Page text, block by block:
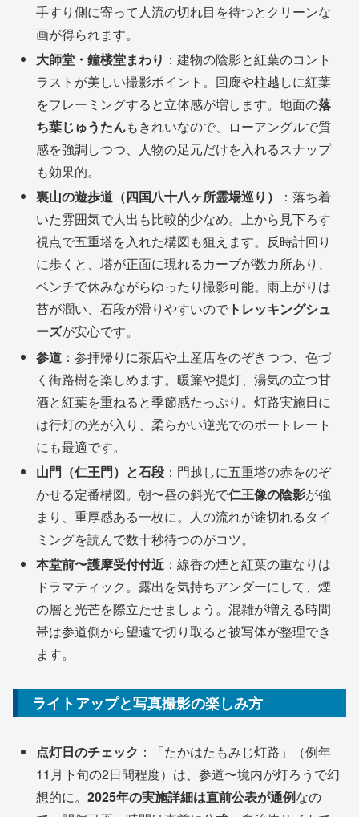
手すり側に寄って人流の切れ目を待つとクリーンな
画が得られます。
大師堂・鐘楼堂まわり ：建物の陰影と紅葉のコント
ラストが美しい撮影ポイント。回廊や柱越しに紅葉
をフレーミングすると立体感が増します。地面の落
ち葉じゅうたんもきれいなので、ローアングルで質
感を強調しつつ、人物の足元だけを入れるスナップ
も効果的。
裏山の遊歩道（四国八十八ヶ所霊場巡り）
：落ち着
いた雰囲気で人出も比較的少なめ。上から見下ろす
視点で五重塔を入れた構図も狙えます。反時計回り
に歩くと、塔が正面に現れるカーブが数カ所あり、
ベンチで休みながらゆったり撮影可能。雨上がりは
苔が潤い、石段が滑りやすいので トレッキングシュ
ーズが安心です。
参道 ：参拝帰りに茶店や土産店をのぞきつつ、色づ
く街路樹を楽しめます。暖簾や提灯、湯気の立つ甘
酒と紅葉を重ねると季節感たっぷり。灯路実施日に
は行灯の光が入り、柔らかい逆光でのポートレート
にも最適です。
山門（仁王門）と石段 ：門越しに五重塔の赤をのぞ
かせる定番構図。朝〜昼の斜光で仁王像の陰影が強
まり、重厚感ある一枚に。人の流れが途切れるタイ
ミングを読んで数十秒待つのがコツ。
本堂前〜護摩受付付近 ：線香の煙と紅葉の重なりは
ドラマティック。露出を気持ちアンダーにして、煙
の層と光芒を際立たせましょう。混雑が増える時間
帯は参道側から望遠で切り取ると被写体が整理でき
ます。
ライトアップと写真撮影の楽しみ方
点灯日のチェック ：「たかはたもみじ灯路」（例年
11月下旬の2日間程度）は、参道〜境内が灯ろうで幻
想的に。2025年の実施詳細は直前公表が通例なの